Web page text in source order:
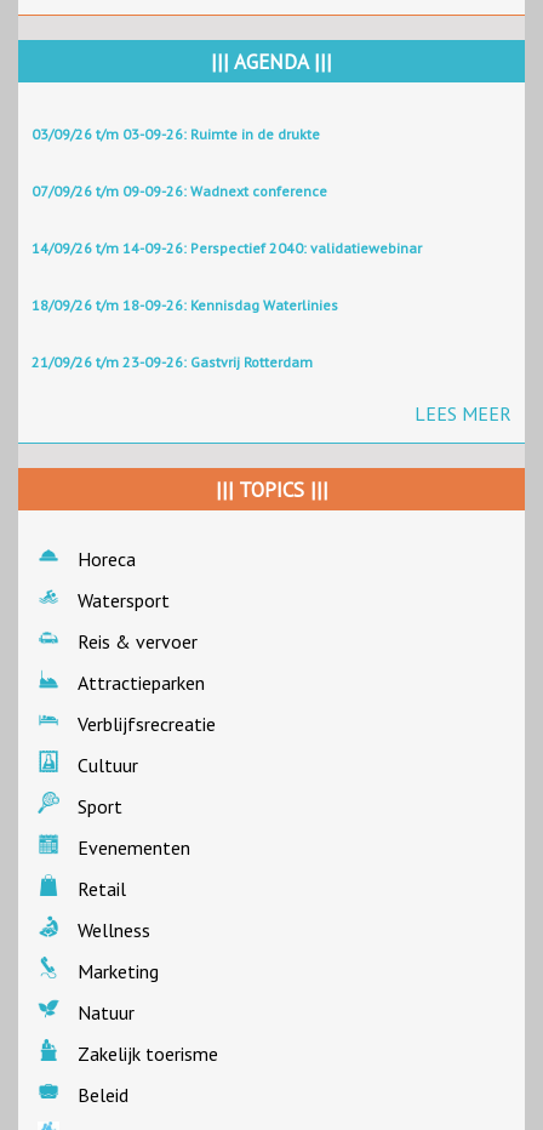
||| AGENDA |||
03/09/26 t/m 03-09-26: Ruimte in de drukte
07/09/26 t/m 09-09-26: Wadnext conference
14/09/26 t/m 14-09-26: Perspectief 2040: validatiewebinar
18/09/26 t/m 18-09-26: Kennisdag Waterlinies
21/09/26 t/m 23-09-26: Gastvrij Rotterdam
LEES MEER
||| TOPICS |||
Horeca
Watersport
Reis & vervoer
Attractieparken
Verblijfsrecreatie
Cultuur
Sport
Evenementen
Retail
Wellness
Marketing
Natuur
Zakelijk toerisme
Beleid